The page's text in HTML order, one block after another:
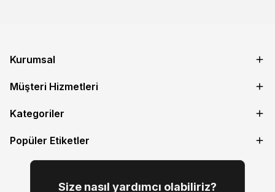
Kurumsal
Müşteri Hizmetleri
Kategoriler
Popüler Etiketler
Size nasıl yardımcı olabiliriz?